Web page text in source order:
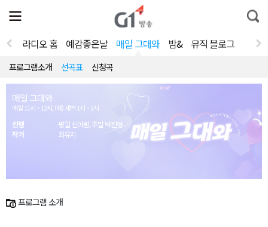
전
체
뉴
열
통
합
라디오 홈 예감좋은날 매일 그대와 밤& 뮤직 블로그
프로그램소개 선곡표 신청곡
매일 그대와
매일 11시 ~ 12시, (재) 새벽 1시 ~ 2시
진행
평일 신아림, 주말 박진형
작가
최유지
프로그램 소개